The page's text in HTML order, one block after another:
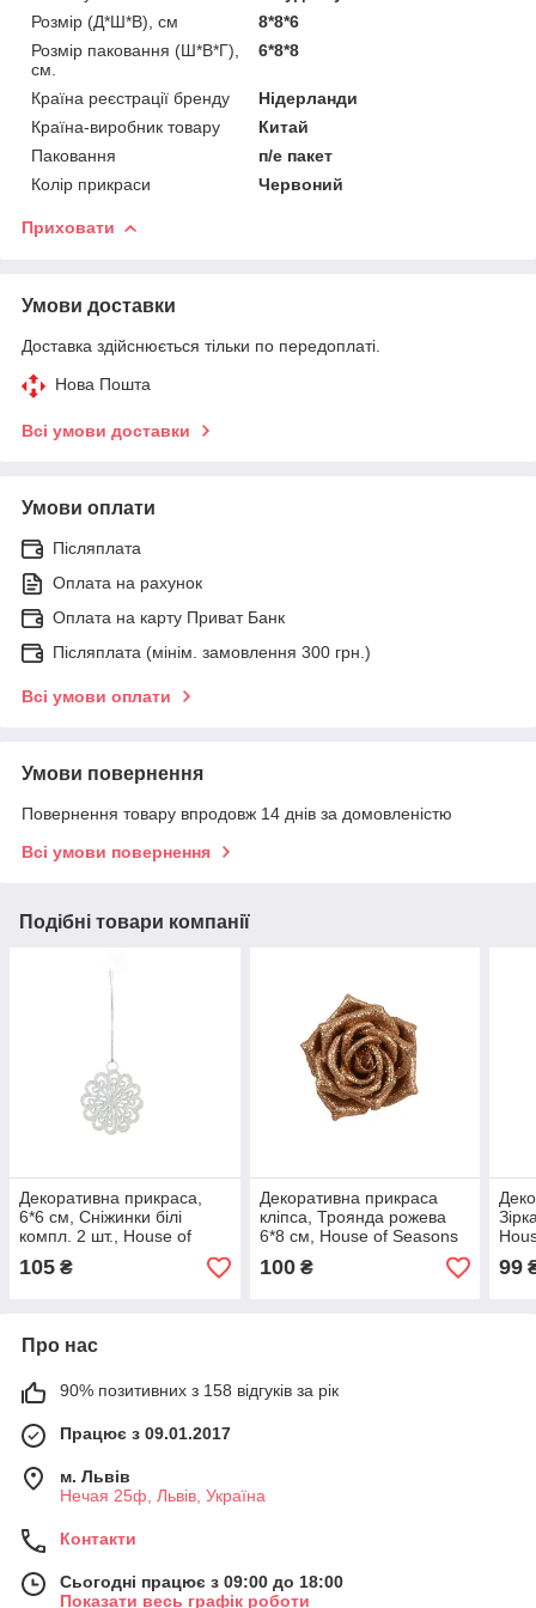
Розмір (Д*Ш*В), см
8*8*6
Розмір паковання (Ш*В*Г),
см.
6*8*8
Країна реєстрації бренду
Нідерланди
Країна-виробник товару
Китай
Паковання
п/е пакет
Колір прикраси
Червоний
Приховати
Умови доставки
Доставка здійснюється тільки по передоплаті.
Нова Пошта
Всі умови доставки
Умови оплати
Післяплата
Оплата на рахунок
Оплата на карту Приват Банк
Післяплата (мінім. замовлення 300 грн.)
Всі умови оплати
Умови повернення
Повернення товару впродовж 14 днів за домовленістю
Всі умови повернення
Подібні товари компанії
Декоративна прикраса,
6*6 см, Сніжинки білі
компл. 2 шт., House of
Seasons
105 ₴
Декоративна прикраса
кліпса, Троянда рожева
6*8 см, House of Seasons
100₴ 99
Про нас
90% позитивних з 158 відгуків за рік
Працює з 09.01.2017
м. Львів
Нечая 25ф, Львів, Україна
Контакти
Сьогодні працює з 09:00 до 18:00
Показати весь графік роботи